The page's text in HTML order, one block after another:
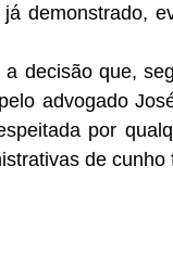
demonstrado,
decisão que,
advogado
por
de